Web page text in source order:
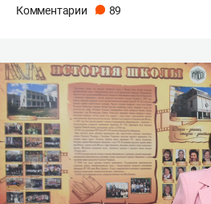
Комментарии 89